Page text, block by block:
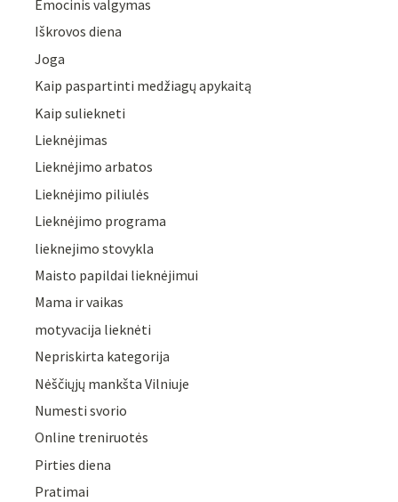
Emocinis valgymas
Iškrovos diena
Joga
Kaip paspartinti medžiagų apykaitą
Kaip suliekneti
Lieknėjimas
Lieknėjimo arbatos
Lieknėjimo piliulės
Lieknėjimo programa
lieknejimo stovykla
Maisto papildai lieknėjimui
Mama ir vaikas
motyvacija lieknėti
Nepriskirta kategorija
Nėščiųjų mankšta Vilniuje
Numesti svorio
Online treniruotės
Pirties diena
Pratimai